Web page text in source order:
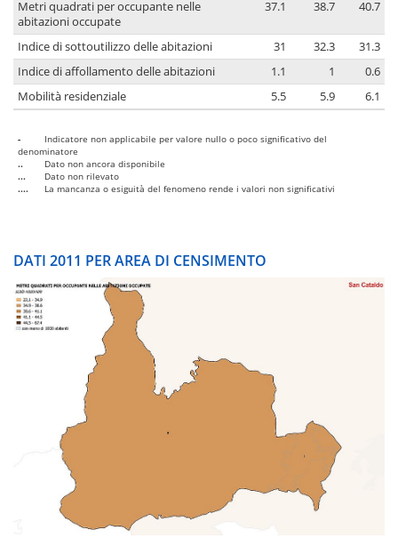
Metri quadrati per occupante nelle
abitazioni occupate
37.1 38.7 40.7
Indice di sottoutilizzo delle abitazioni 31 32.3
31.3
Indice di affollamento delle abitazioni
1.1 1
0.6
Mobilità residenziale
5.5 5.9 6.1
-
Indicatore non applicabile per valore nullo o poco significativo del
denominatore
..
Dato non ancora disponibile
...
Dato non rilevato
....
La mancanza o esiguità del fenomeno rende i valori non significativi
DATI 2011 PER AREA DI CENSIMENTO